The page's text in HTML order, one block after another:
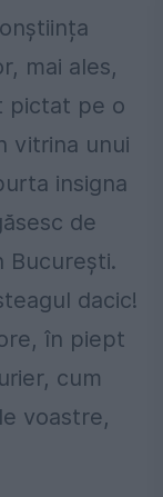
mai ales,
pictat pe o
vitrina unui
insigna
de
București.
dacic!
în piept
cum
voastre,